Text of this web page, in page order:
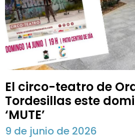
El circo-teatro de
Tordesillas este
‘MUTE’
9 de junio de 2026